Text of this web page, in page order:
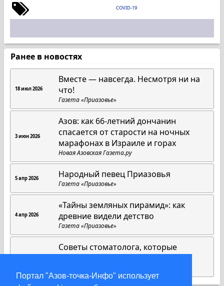
Портал "Азов-точка-Инфо" использует
COVID-19
Ранее в новостях
18 июл 2026
Вместе — навсегда. Несмотря ни на
что!
Газета «Приазовье»
3 июн 2026
Азов: как 66-летний дончанин
спасается от старости на ночных
марафонах в Израиле и горах
Новая Азовская Газета.ру
5 апр 2026 Народный певец Приазовья
Газета «Приазовье»
4 апр 2026
«Тайны земляных пирамид»: как
древние видели детство
Газета «Приазовье»
Советы стоматолога, которые